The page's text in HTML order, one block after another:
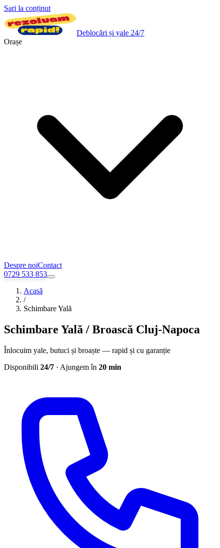
Sari la conținut
Deblocări și yale 24/7
Orașe
Despre noiContact
0729 533 853
Acasă
/
Schimbare Yală
Schimbare Yală / Broască Cluj-Napoca
Înlocuim yale, butuci și broaște — rapid și cu garanție
Disponibili 24/7 · Ajungem în 20 min